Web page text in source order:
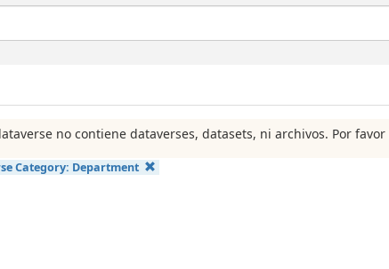
no contiene dataverses, datasets, ni archivos. Por favor
Category: Department